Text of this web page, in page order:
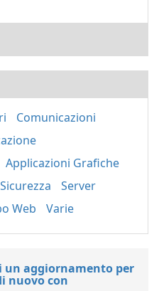
Comunicazioni
Applicazioni Grafiche
Sicurezza
Server
Web Varie
un aggiornamento per
nuovo con